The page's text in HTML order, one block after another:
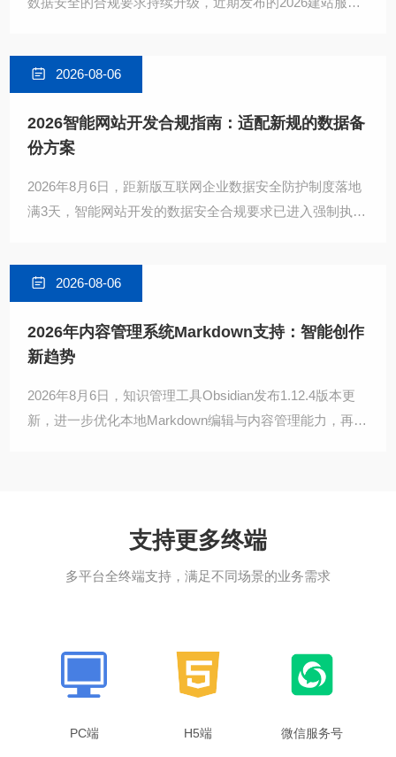
2026-08-06
2026智能网站开发合规指南：适配新规的数据备
份方案
2026年8月6日，距新版互联网企业数据安全防护制度落地
满3天，智能网站开发的数据安全合规要求已进入强制执行
2026-08-06
2026年内容管理系统Markdown支持：智能创作
新趋势
2026年8月6日，知识管理工具Obsidian发布1.12.4版本更
新，进一步优化本地Markdown编辑与内容管理能力，再次
支持更多终端
多平台全终端支持，满足不同场景的业务需求
PC端 H5端 微信服务号